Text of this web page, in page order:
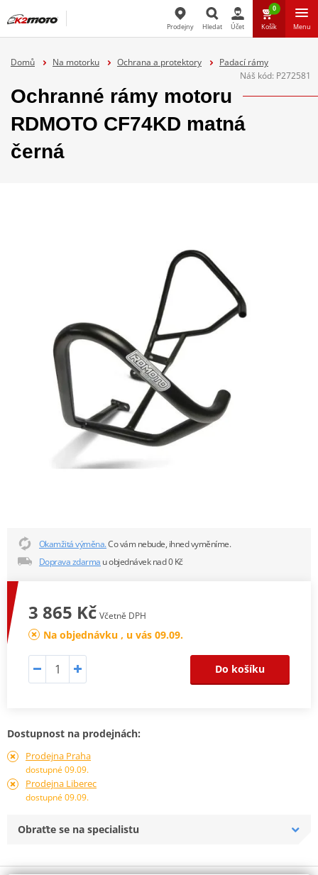
Hledat
Prodejny Hledat Účet
0
Košík Menu
Domů Na motorku Ochrana a protektory
Padací rámy
Náš kód: P272581
Ochranné rámy motoru
RDMOTO CF74KD matná
černá
Okamžitá výměna.Co vám nebude, ihned vyměníme.
Doprava zdarma u objednávek nad 0 Kč
3 865 Kč Včetně DPH
Na objednávku , u vás 09.09.
Do košíku
Dostupnost na prodejnách:
Prodejna Praha
dostupné 09.09.
Prodejna Liberec
dostupné 09.09.
Obraťte se na specialistu